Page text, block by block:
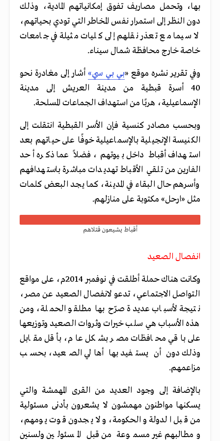
بها، وتحمل مصاريف تفوق إمكانياتهم المادية، وذلك
دون النظر إلى استمرار نفس المخاطر التي تودي بحياتهم،
لا سيما مع تعذر نقلهم إلى كليات مثيلة في جامعات
خاصة خارج محافظة شمال سيناء.
وفي تقرير نشره موقع «بي بي سي»أشار إلى مغادرة نحو
40 أسرة قبطية من مدينة العريش إلى مدينة
الإسماعيلية، هربًا من استهداف الجماعات المسلحة.
وبحسب مصادر كنسية فإن الأسر القبطية انتقلت إلى
الكنيسة الإنجيلية بالإسماعيلية خوفًا على حياتهم بعد
استهداف أقباط داخل بيوتهم، فضلاً عما ذكره أحد
الفارين من تلقي الأقباط تهديدات مباشرة باستهدافهم
وأسرهم حال البقاء في المدينة، كما يجد البعض كلمات
مثل «ارحل» مكتوبة على منازلهم.
أقباط يشيعون قتلاهم
انفصال الصعيد
وكانت هناك حملة أطلقت في نوفمبر 2014م، على مواقع
التواصل الاجتماعي، تدعو لانفصال الصعيد عن مصر،
نتيجة لأسباب عديدة صرّح بها مطلقو الحملة، ومن
هذه الأسباب هي سلب خيرات وثروات الصعيد وتوزيعها
على باقي محافظات مصر بشكل عام، بأقل مقابل
وذلك دون أن يستفيد بها أهالي الصعيد، بحسب
مزاعمهم.
بالإضافة إلى وجود العديد من القرى المهمشة والتي
يسكنها مواطنون مهمشون لا يشعرون بأدنى مسئولية
من قبل الدولة والحكومة، ولا يجدون قوت يومهم،
ومطالبهم غير مسموعة من قبل المسئولين ولسنين